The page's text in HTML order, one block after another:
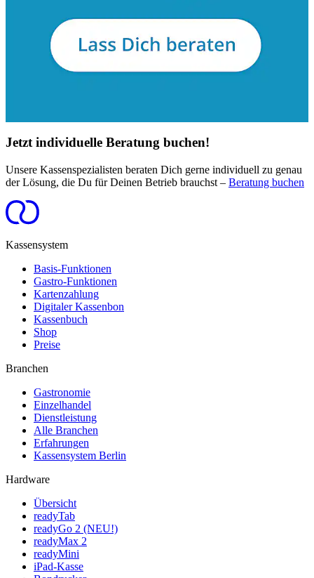
Jetzt individuelle Beratung buchen!
Unsere Kassenspezialisten beraten Dich gerne individuell zu genau
der Lösung, die Du für Deinen Betrieb brauchst – Beratung buchen
Kassensystem
Basis-Funktionen
Gastro-Funktionen
Kartenzahlung
Digitaler Kassenbon
Kassenbuch
Shop
Preise
Branchen
Gastronomie
Einzelhandel
Dienstleistung
Alle Branchen
Erfahrungen
Kassensystem Berlin
Hardware
Übersicht
readyTab
readyGo 2 (NEU!)
readyMax 2
readyMini
iPad-Kasse